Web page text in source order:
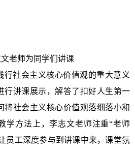
老师为同学们讲课
行社会主义核心价值观的重大意义
行讲课展示，解答了扣好人生第一
将社会主义核心价值观落细落小和
学方法上，李志文老师注重“老师
员工深度参与到讲课中来，课堂氛